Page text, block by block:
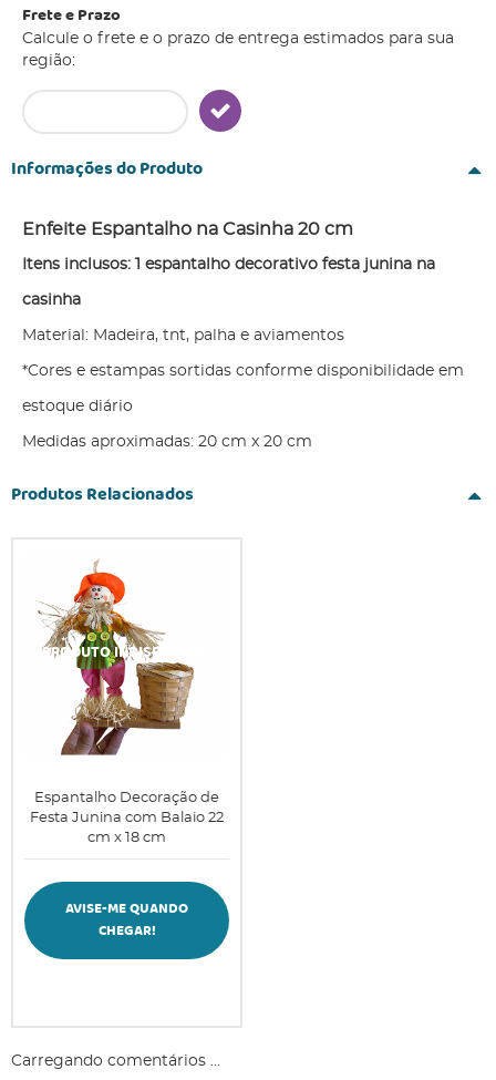
Frete e Prazo
Calcule o frete e o prazo de entrega estimados para sua
região:
Informações do Produto
Enfeite Espantalho na Casinha 20 cm
Itens inclusos: 1 espantalho decorativo festa junina na
casinha
Material: Madeira, tnt, palha e aviamentos
*Cores e estampas sortidas conforme disponibilidade em
estoque diário
Medidas aproximadas: 20 cm x 20 cm
Produtos Relacionados
Espantalho Decoração de
Festa Junina com Balaio 22
cm x 18 cm
AVISE-ME QUANDO
CHEGAR!
Carregando comentários ...